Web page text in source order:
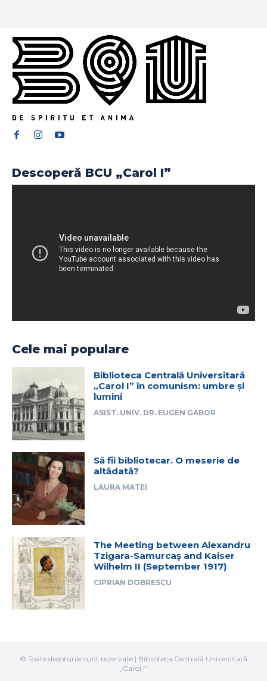
Descoperă BCU „Carol I”
Cele mai populare
Biblioteca Centrală Universitară
„Carol I” în comunism: umbre și
lumini
ASIST. UNIV. DR. EUGEN GABOR
Să fii bibliotecar. O meserie de
altădată?
LAURA MATEI
The Meeting between Alexandru
Tzigara-Samurcaş and Kaiser
Wilhelm II (September 1917)
CIPRIAN DOBRESCU
© Toate drepturile sunt rezervate | Biblioteca Centrală Universitară
„Carol I”